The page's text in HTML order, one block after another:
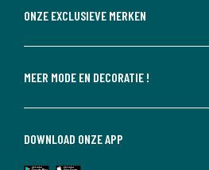
ONZE EXCLUSIEVE MERKEN
MEER MODE EN DECORATIE !
DOWNLOAD ONZE APP